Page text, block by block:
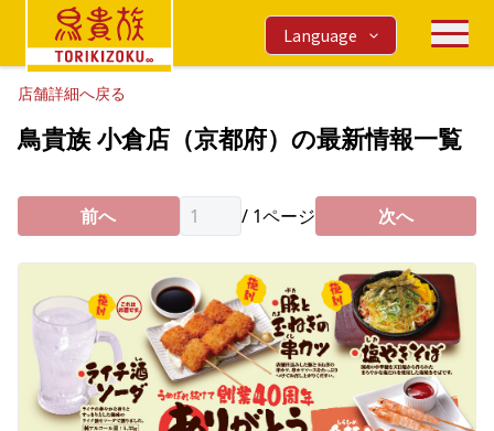
Language
店舗詳細へ戻る
鳥貴族 小倉店（京都府）の最新情報一覧
前へ / 1ページ 次へ